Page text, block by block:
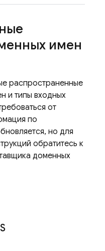
имен
распространенные
и типы входных
от
по
но для
обратитесь к
доменных